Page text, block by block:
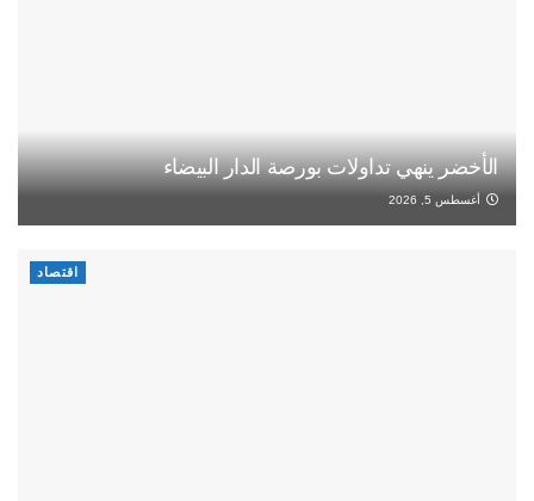
الأخضر ينهي تداولات بورصة الدار البيضاء
أغسطس 5, 2026
اقتصاد